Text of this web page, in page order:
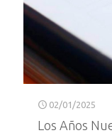
02/01/2025
Los Años